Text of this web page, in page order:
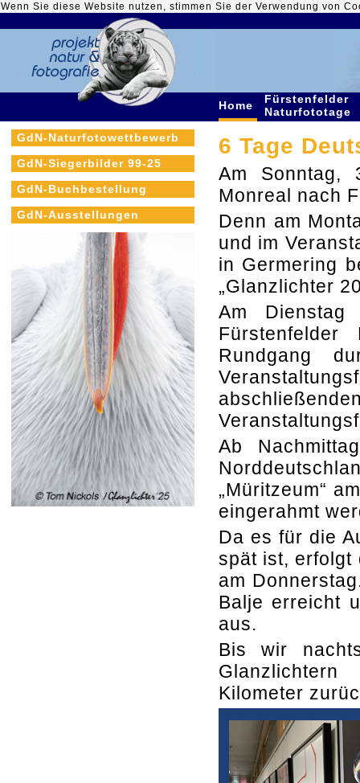
Wenn Sie diese Website nutzen, stimmen Sie der Verwendung von
Home
Fürstenfelder
Naturfototage
GdN-Naturfotowettbewerb
GdN-Siegerbilder 99-25
GdN-Buchbestellung
GdN-Ausstellungen
6 Tage
Am Sonntag,
Monreal nach
Denn am
und im
in Germering
„Glanzlichter
Am
Rundgang
Ab
„Müritzeum“
eingerahmt
Da es für die
spät ist, erfolgt
am
Balje erreicht
aus.
Bis wir
Kilometer